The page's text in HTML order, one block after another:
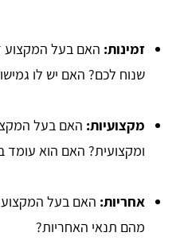
זמינות: האם בעל המקצוע
שנוח לכם? האם יש לו
מקצועיות: האם בעל
ומקצועית? האם הוא עומד
אחריות: האם בעל
מהם תנאי האחריות?